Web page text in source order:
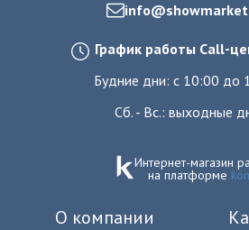
График работы Call-
Будние дни: с 10:00 до
Сб. - Вс.: выходные
Интернет-магазин
на платформе
О компании